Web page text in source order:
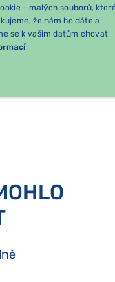
- malých souborů,
že nám ho dáte a
se k vašim datům chovat
ALE